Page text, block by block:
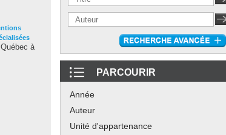
à
PARCOURIR
Année
Auteur
Unité d'appartenance